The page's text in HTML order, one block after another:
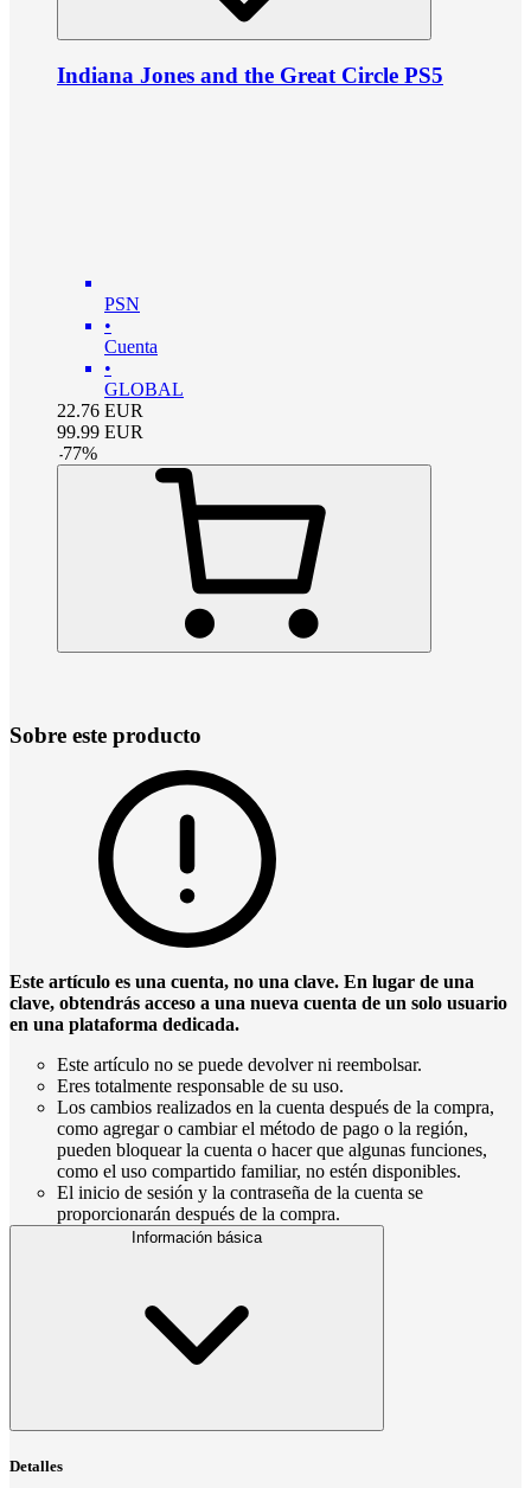
Indiana Jones and the Great Circle PS5
PSN
•
Cuenta
•
GLOBAL
22.76 EUR
99.99 EUR
-77%
Sobre este producto
Este artículo es una cuenta, no una clave. En lugar de una
clave, obtendrás acceso a una nueva cuenta de un solo usuario
en una plataforma dedicada.
Este artículo no se puede devolver ni reembolsar.
Eres totalmente responsable de su uso.
Los cambios realizados en la cuenta después de la compra,
como agregar o cambiar el método de pago o la región,
pueden bloquear la cuenta o hacer que algunas funciones,
como el uso compartido familiar, no estén disponibles.
El inicio de sesión y la contraseña de la cuenta se
proporcionarán después de la compra.
Información básica
Detalles